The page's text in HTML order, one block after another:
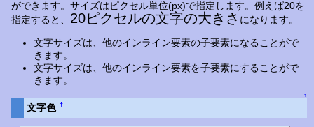
ができます。サイズはピクセル単位(px)で指定します。例えば20を
指定すると、 20ピクセルの文字の大きさ になります。
文字サイズは、他のインライン要素の子要素になることがで
きます。
文字サイズは、他のインライン要素を子要素にすることがで
きます。
↑
文字色 †